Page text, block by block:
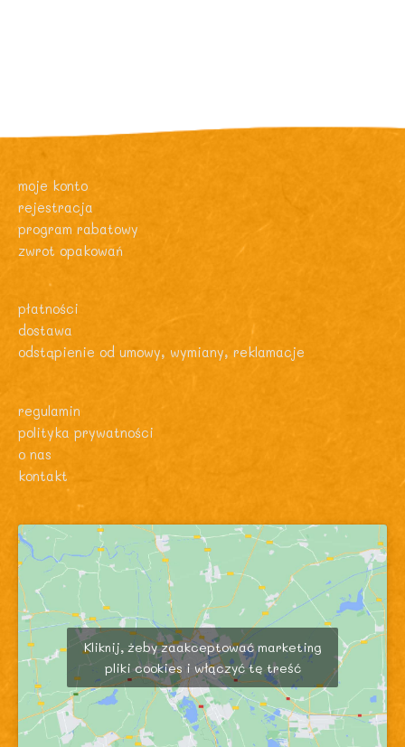
moje konto
rejestracja
program rabatowy
zwrot opakowań
płatności
dostawa
odstąpienie od umowy, wymiany, reklamacje
regulamin
polityka prywatności
o nas
kontakt
Kliknij, żeby zaakceptować marketing
pliki cookies i włączyć tę treść